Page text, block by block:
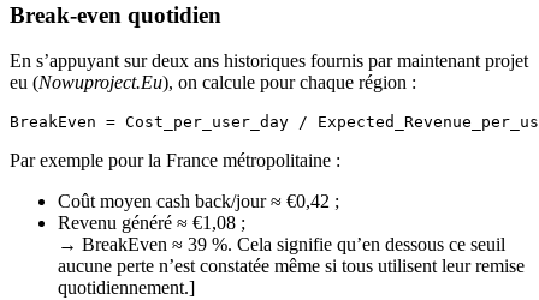
Break-even quotidien
En s’appuyant sur deux ans historiques fournis par maintenant projet
eu (Nowuproject.Eu), on calcule pour chaque région :
Par exemple pour la France métropolitaine :
Coût moyen cash back/jour ≈ €0,42 ;
Revenu généré ≈ €1,08 ;
→ BreakEven ≈ 39 %. Cela signifie qu’en dessous ce seuil
aucune perte n’est constatée même si tous utilisent leur remise
quotidiennement.]